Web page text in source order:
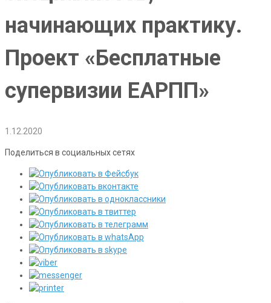
начинающих практику.
Проект «Бесплатные
супервизии ЕАРПП»
1.12.2020
Поделиться в социальных сетях